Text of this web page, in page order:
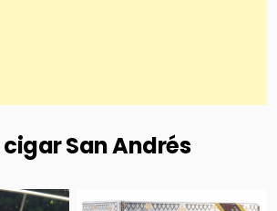
cigar San Andrés